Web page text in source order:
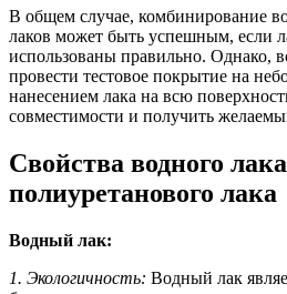
В общем случае, комбинирование
лаков может быть успешным, если
использованы правильно. Однако,
провести тестовое покрытие на
нанесением лака на всю
совместимости и получить
Свойства водного
полиуретанового лака
Водный лак:
1. Экологичность: Водный лак